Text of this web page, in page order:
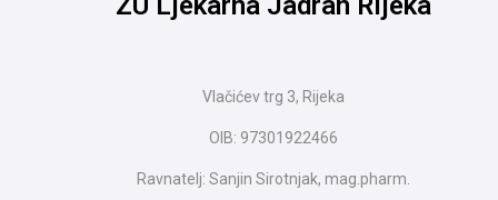
Vlačićev trg 3, Rijeka
OIB: 97301922466
Ravnatelj: Sanjin Sirotnjak, mag.pharm.